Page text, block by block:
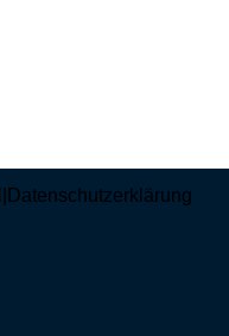
Datenschutzerklärung